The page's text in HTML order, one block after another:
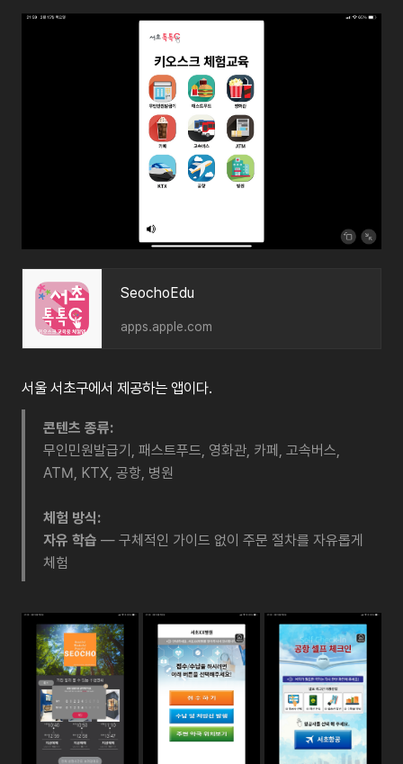
‎SeochoEdu
apps.apple.com
서울 서초구에서 제공하는 앱이다.
콘텐츠 종류:
무인민원발급기, 패스트푸드, 영화관, 카페, 고속버스,
ATM, KTX, 공항, 병원
체험 방식:
자유 학습 — 구체적인 가이드 없이 주문 절차를 자유롭게
체험